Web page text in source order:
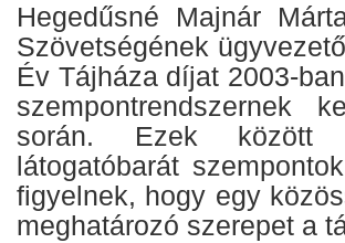
Hegedűsné Majnár
Szövetségének
Év Tájháza díjat 2003-
szempontrendszernek
során. Ezek között
látogatóbarát
figyelnek, hogy egy
meghatározó szerepet a